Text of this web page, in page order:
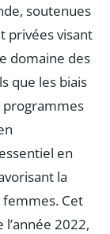
soutenues
privées visant
domaine des
que les biais
programmes
en
la
femmes. Cet
2022,